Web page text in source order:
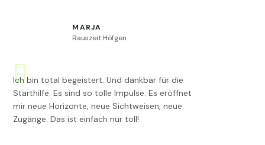
MARJA
Rauszeit Höfgen
Ich bin total begeistert. Und dankbar für die
Starthilfe. Es sind so tolle Impulse. Es eröffnet
mir neue Horizonte, neue Sichtweisen, neue
Zugänge. Das ist einfach nur toll!